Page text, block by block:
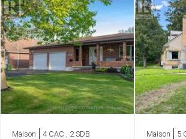
Maison 4 CAC , 2 SDB Maison 5